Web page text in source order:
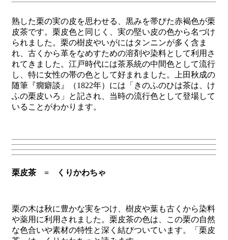
熟した栗の実の皮を思わせる、黒みを帯びた赤褐色が栗
皮茶です。栗皮色と同じく、実の堅い皮の色から名づけ
られました。栗の樹皮やいがにはタンニンが多く含ま
れ、古くから革をなめすための溶剤や染料として利用さ
れてきました。江戸時代には茶系統の中間色として流行
し、特に女性の帯の色として好まれました。上田秋成の
随筆『癇癖談』（1822年）には「きのふのひは茶は、け
ふの栗皮いろ」と記され、当時の流行色として登場して
いることがわかります。
栗皮茶 = くりかわちゃ
栗の木は秋に豊かな実をつけ、樹皮や葉も古くから染料
や薬用に利用されました。栗皮茶の色は、この栗の自然
な色合いや素材の特性と深く結びついています。「栗皮